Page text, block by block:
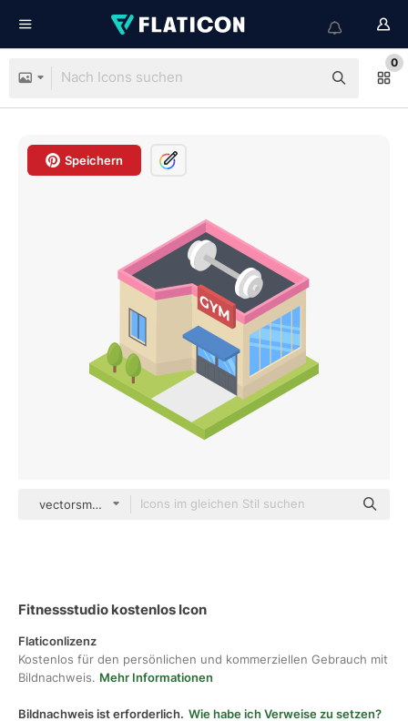
0
Speichern
vectorsmarket15 Isometric
Fitnessstudio kostenlos Icon
Flaticonlizenz
Kostenlos für den persönlichen und kommerziellen Gebrauch mit
Bildnachweis. Mehr Informationen
Bildnachweis ist erforderlich. Wie habe ich Verweise zu setzen?